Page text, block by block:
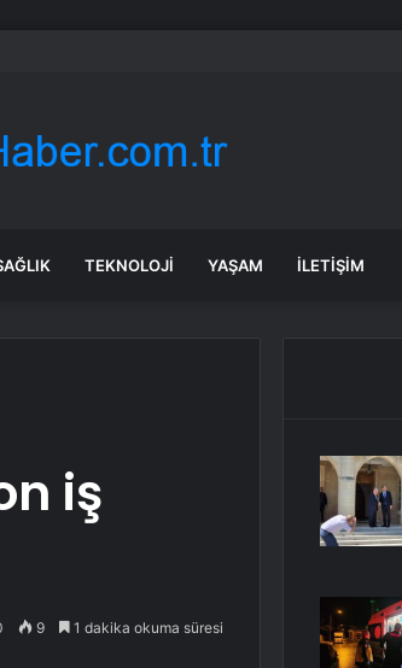
TEKNOLOJI YAŞAM İLETIŞIM
iş
9 1 dakika okuma süresi